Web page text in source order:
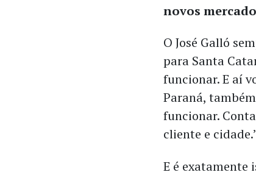
novos
O José Galló
para Santa
funcionar. E aí
Paraná,
funcionar.
cliente e cidade.’
E é exatamente